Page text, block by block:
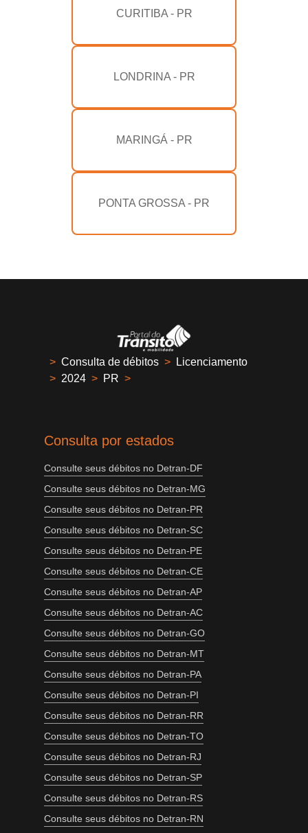
CURITIBA - PR
LONDRINA - PR
MARINGÁ - PR
PONTA GROSSA - PR
> Consulta de débitos >
Licenciamento
> 2024 > PR >
Consulta por estados
Consulte seus débitos no Detran-DF
Consulte seus débitos no Detran-MG
Consulte seus débitos no Detran-PR
Consulte seus débitos no Detran-SC
Consulte seus débitos no Detran-PE
Consulte seus débitos no Detran-CE
Consulte seus débitos no Detran-AP
Consulte seus débitos no Detran-AC
Consulte seus débitos no Detran-GO
Consulte seus débitos no Detran-MT
Consulte seus débitos no Detran-PA
Consulte seus débitos no Detran-PI
Consulte seus débitos no Detran-RR
Consulte seus débitos no Detran-TO
Consulte seus débitos no Detran-RJ
Consulte seus débitos no Detran-SP
Consulte seus débitos no Detran-RS
Consulte seus débitos no Detran-RN